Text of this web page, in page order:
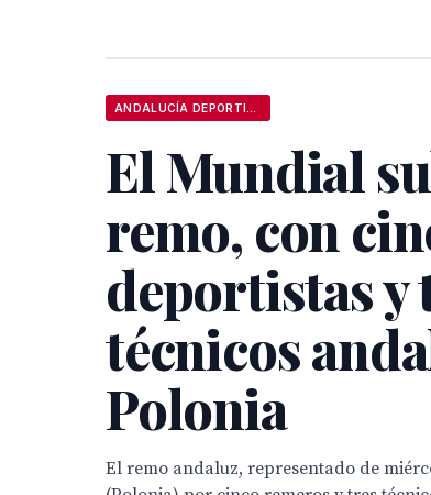
El Mundial
remo, con
deportistas y
técnicos
Polonia
El remo andaluz, representado de